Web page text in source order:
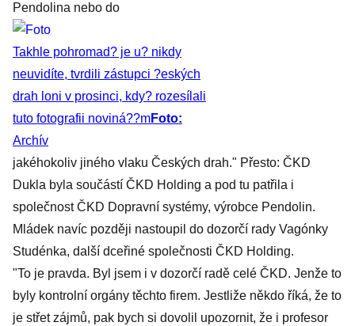
Pendolina nebo do
Takhle pohromad? je u? nikdy
neuvidíte, tvrdili zástupci ?eských
drah loni v prosinci, kdy? rozesílali
tuto fotografii noviná??mFoto:
Archív
jakéhokoliv jiného vlaku Českých drah." Přesto: ČKD
Dukla byla součástí ČKD Holding a pod tu patřila i
společnost ČKD Dopravní systémy, výrobce Pendolin.
Mládek navíc později nastoupil do dozorčí rady Vagónky
Studénka, další dceřiné společnosti ČKD Holding.
"To je pravda. Byl jsem i v dozorčí radě celé ČKD. Jenže to
byly kontrolní orgány těchto firem. Jestliže někdo říká, že to
je střet zájmů, pak bych si dovolil upozornit, že i profesor